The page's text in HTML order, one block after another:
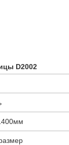
D2002